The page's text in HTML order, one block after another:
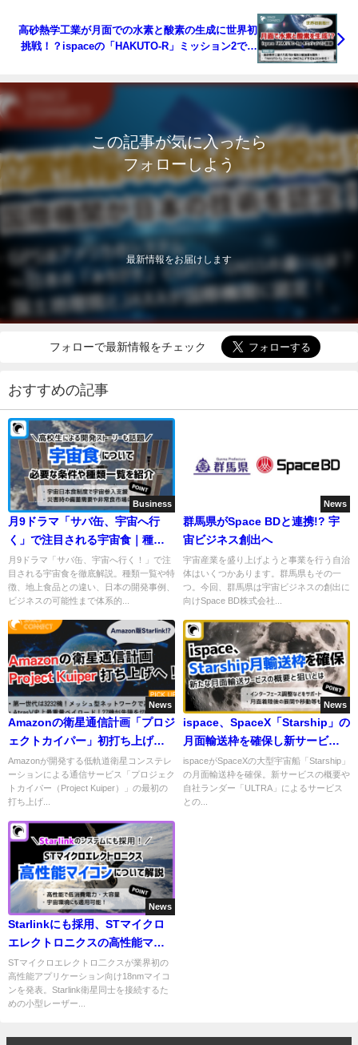
高砂熱学工業が月面での水素と酸素の生成に世界初
挑戦！？ispaceの「HAKUTO-R」ミッション2で打
この記事が気に入ったら
フォローしよう
最新情報をお届けします
フォローで最新情報をチェック
おすすめの記事
Business
月9ドラマ「サバ缶、宇宙へ行
く」で注目される宇宙食｜種類
一覧なども紹介
月9ドラマ「サバ缶、宇宙へ行く！」で注
目される宇宙食を徹底解説。種類一覧や特
徴、地上食品との違い、日本の開発事例、
ビジネスの可能性まで体系的...
News
群馬県がSpace BDと連携!? 宇
宙ビジネス創出へ
宇宙産業を盛り上げようと事業を行う自治
体はいくつかあります。群馬県もその一
つ。今回、群馬県は宇宙ビジネスの創出に
向けSpace BD株式会社...
News
Amazonの衛星通信計画「プロジ
ェクトカイパー」初打ち上げ
へ！― 2025年4月29日に実施予
定
Amazonが開発する低軌道衛星コンステレ
ーションによる通信サービス「プロジェク
トカイパー（Project Kuiper）」の最初の
打ち上げ...
News
ispace、SpaceX「Starship」の
月面輸送枠を確保し新サービス
開始へ その狙いとは
ispaceがSpaceXの大型宇宙船「Starship」
の月面輸送枠を確保。新サービスの概要や
自社ランダー「ULTRA」によるサービス
との...
News
Starlinkにも採用、STマイクロ
エレクトロニクスの高性能マイ
コン「STM32V8」について解説
STマイクロエレクトロ二クスが業界初の
高性能アプリケーション向け18nmマイコ
ンを発表。Starlink衛星同士を接続するた
めの小型レーザー...